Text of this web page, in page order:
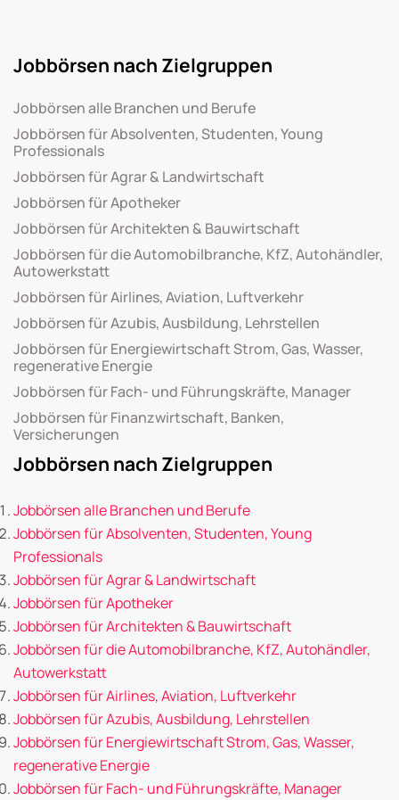
Jobbörsen nach Zielgruppen
Jobbörsen alle Branchen und Berufe
Jobbörsen für Absolventen, Studenten, Young
Professionals
Jobbörsen für Agrar & Landwirtschaft
Jobbörsen für Apotheker
Jobbörsen für Architekten & Bauwirtschaft
Jobbörsen für die Automobilbranche, KfZ, Autohändler,
Autowerkstatt
Jobbörsen für Airlines, Aviation, Luftverkehr
Jobbörsen für Azubis, Ausbildung, Lehrstellen
Jobbörsen für Energiewirtschaft Strom, Gas, Wasser,
regenerative Energie
Jobbörsen für Fach- und Führungskräfte, Manager
Jobbörsen für Finanzwirtschaft, Banken,
Versicherungen
Jobbörsen nach Zielgruppen
Jobbörsen alle Branchen und Berufe
Jobbörsen für Absolventen, Studenten, Young
Professionals
Jobbörsen für Agrar & Landwirtschaft
Jobbörsen für Apotheker
Jobbörsen für Architekten & Bauwirtschaft
Jobbörsen für die Automobilbranche, KfZ, Autohändler,
Autowerkstatt
Jobbörsen für Airlines, Aviation, Luftverkehr
Jobbörsen für Azubis, Ausbildung, Lehrstellen
Jobbörsen für Energiewirtschaft Strom, Gas, Wasser,
regenerative Energie
Jobbörsen für Fach- und Führungskräfte, Manager